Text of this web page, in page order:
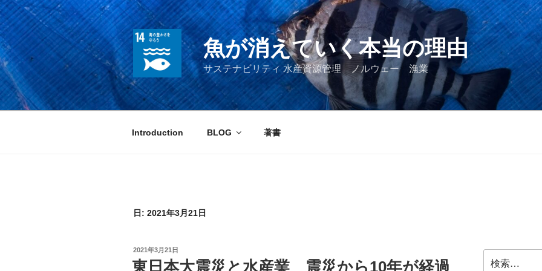
コ
ン
テ
ン
ツ
へ
ス
キ
魚が消えていく本当の理由
サステナビリティ 水産資源管理 ノルウェー 漁業
Introduction BLOG 著書
日: 2021年3月21日
投
稿
日:
2021年3月21日
東日本大震災と水産業 震災から10年が経過
索: